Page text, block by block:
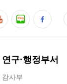
연구·행정부서
감사부